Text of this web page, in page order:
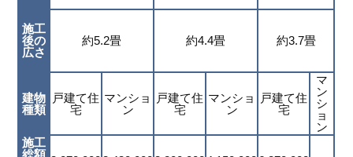
施工
後の
広さ
約5.2畳 約4.4畳 約3.7畳
建物
種類
戸建て住
宅
マンショ
ン
戸建て住
宅
マンショ
ン
戸建て住
宅
マ
ン
シ
ョ
ン
施工
総額